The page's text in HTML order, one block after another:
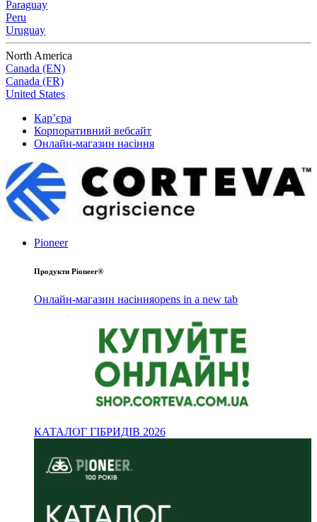
Paraguay
Peru
Uruguay
North America
Canada (EN)
Canada (FR)
United States
Кар’єра
Корпоративний вебсайт
Онлайн-магазин насіння
Pioneer
Продукти Pioneer®
Онлайн-магазин насінняopens in a new tab
КАТАЛОГ ГІБРИДІВ 2026